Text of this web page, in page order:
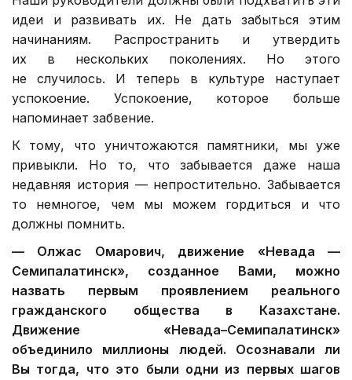
идеи и развивать их. Не дать забыться этим
начинаниям. Распространить и утвердить
их в нескольких поколениях. Но этого
не случилось. И теперь в культуре наступает
успокоение. Успокоение, которое больше
напоминает забвение.
К тому, что уничтожаются памятники, мы уже
привыкли. Но то, что забывается даже наша
недавняя история — непростительно. Забывается
то немногое, чем мы можем гордиться и что
должны помнить.
— Олжас Омарович, движение «Невада —
Семипалатинск», созданное Вами, можно
назвать первым проявлением реального
гражданского общества в Казахстане.
Движение «Невада–Семипалатинск»
объединило миллионы людей. Осознавали ли
Вы тогда, что это были одни из первых шагов